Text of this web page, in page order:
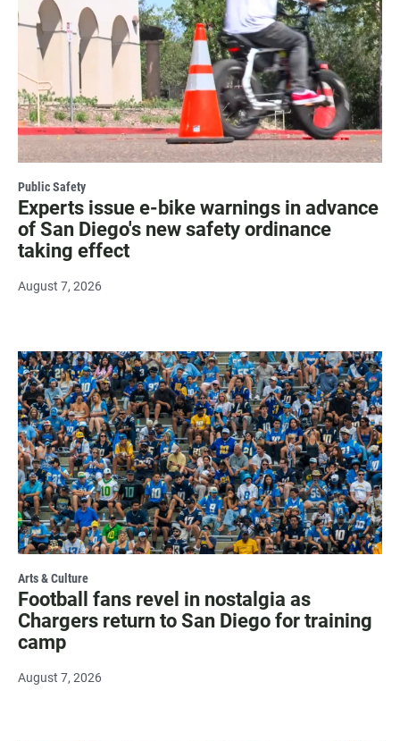
Public Safety
Experts issue e-bike warnings in advance
of San Diego's new safety ordinance
taking effect
August 7, 2026
Arts & Culture
Football fans revel in nostalgia as
Chargers return to San Diego for training
camp
August 7, 2026